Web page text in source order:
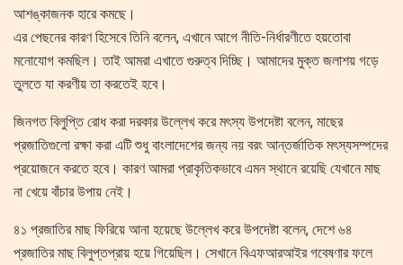
আশঙ্কাজনক হারে কমছে।
এর পেছনের কারণ হিসেবে তিনি বলেন, এখানে আগে নীতি-নির্ধারণীতে হয়তোবা
মনোযোগ কমছিল। তাই আমরা এখাতে গুরুত্ব দিচ্ছি। আমাদের মুক্ত জলাশয় গড়ে
তুলতে যা করণীয় তা করতেই হবে।
জিনগত বিলুপ্তি রোধ করা দরকার উল্লেখ করে মৎস্য উপদেষ্টা বলেন, মাছের
প্রজাতিগুলো রক্ষা করা এটি শুধু বাংলাদেশের জন্য নয় বরং আন্তর্জাতিক মৎস্যসম্পদের
প্রয়োজনে করতে হবে। কারণ আমরা প্রাকৃতিকভাবে এমন স্থানে রয়েছি যেখানে মাছ
না খেয়ে বাঁচার উপায় নেই।
৪১ প্রজাতির মাছ ফিরিয়ে আনা হয়েছে উল্লেখ করে উপদেষ্টা বলেন, দেশে ৬৪
প্রজাতির মাছ বিলুপ্তপ্রায় হয়ে গিয়েছিল। সেখানে বিএফআরআইর গবেষণার ফলে